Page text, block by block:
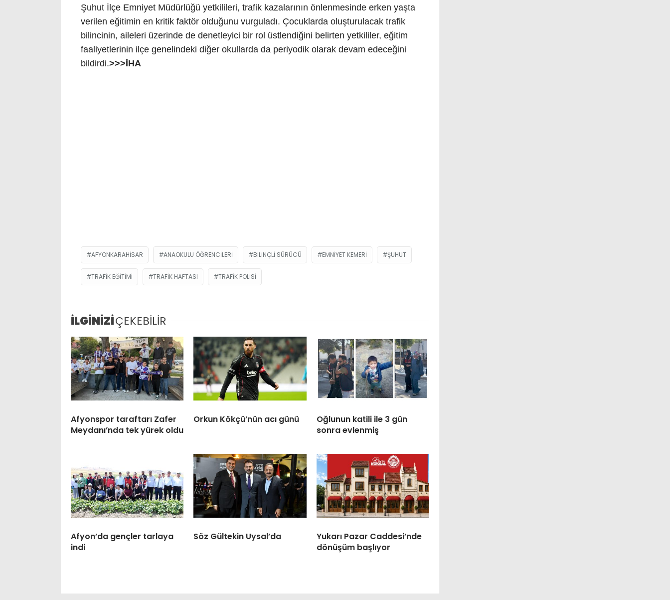
Şuhut İlçe Emniyet Müdürlüğü yetkilileri, trafik kazalarının önlenmesinde erken yaşta
verilen eğitimin en kritik faktör olduğunu vurguladı. Çocuklarda oluşturulacak trafik
bilincinin, aileleri üzerinde de denetleyici bir rol üstlendiğini belirten yetkililer, eğitim
faaliyetlerinin ilçe genelindeki diğer okullarda da periyodik olarak devam edeceğini
bildirdi.>>>İHA
AFYONKARAHISAR ANAOKULU ÖĞRENCILERI BILINÇLI SÜRÜCÜ EMNIYET KEMERI ŞUHUT
TRAFIK EĞITIMI TRAFIK HAFTASI TRAFIK POLISI
İLGİNİZİÇEKEBİLİR
Afyonspor taraftarı Zafer
Meydanı’nda tek yürek oldu
Orkun Kökçü’nün acı günü
Oğlunun katili ile 3 gün
sonra evlenmiş
Afyon’da gençler tarlaya
indi
Söz Gültekin Uysal’da
Yukarı Pazar Caddesi’nde
dönüşüm başlıyor